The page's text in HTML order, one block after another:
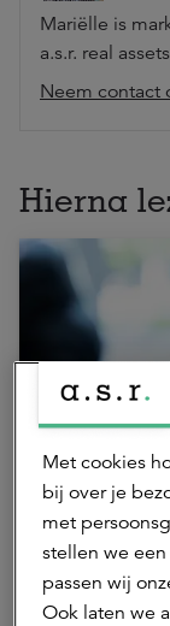
Mariëlle is
a.s.r. real
Neem contact
Hierna
30 juni 2026 | 1
Kim
manager
Met cookies
bij over je
met
stellen we
passen wij
Ook laten we